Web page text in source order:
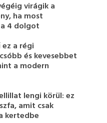
virágik a
ha most
4 dolgot
ez a régi
és kevesebbet
a modern
lengi körül: ez
amit csak
kertedbe